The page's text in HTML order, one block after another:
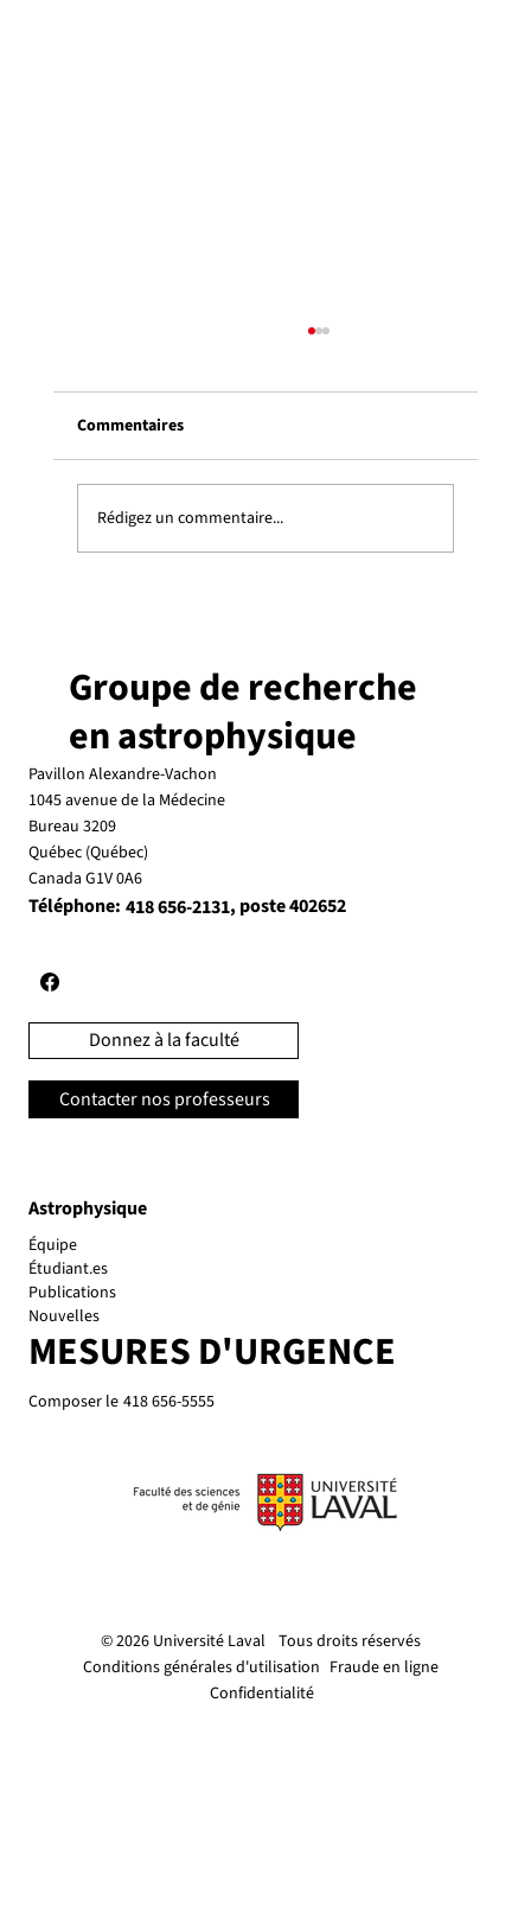
Commentaires
Rédigez un commentaire...
© 2026 Université Laval Tous droits réservés
Conditions générales d'utilisation Fraude en ligne
Confidentialité
MESURES D'URGENCE
Composer le 418 656-5555
Astrophysique
Équipe
Étudiant.es
Publications
Nouvelles
Groupe de recherche
en astrophysique
Pavillon Alexandre-Vachon
1045 avenue de la Médecine
Bureau 3209
Québec (Québec)
Canada G1V 0A6
Téléphone: 418 656-2131, poste 402652
Donnez à la faculté
Contacter nos professeurs